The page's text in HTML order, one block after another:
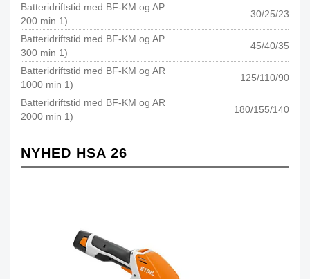
Batteridriftstid med BF-KM og AP
200 min 1)
30/25/23
Batteridriftstid med BF-KM og AP
300 min 1)
45/40/35
Batteridriftstid med BF-KM og AR
1000 min 1)
125/110/90
Batteridriftstid med BF-KM og AR
2000 min 1)
180/155/140
NYHED HSA 26